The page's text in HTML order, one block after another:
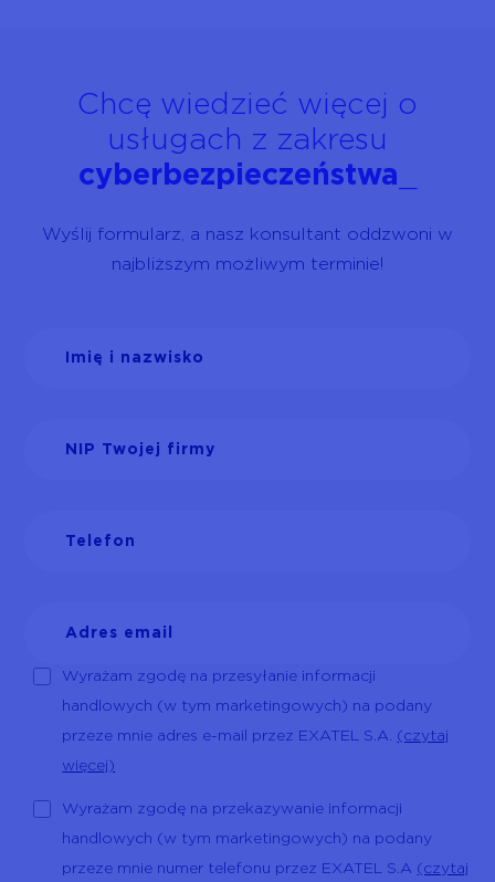
Chcę wiedzieć więcej o
usługach z zakresu
cyberbezpieczeństwa
Wyślij formularz, a nasz konsultant oddzwoni w
najbliższym możliwym terminie!
Wyrażam zgodę na przesyłanie informacji
handlowych (w tym marketingowych) na podany
przeze mnie adres e-mail przez EXATEL S.A. (czytaj
więcej)
Wyrażam zgodę na przekazywanie informacji
handlowych (w tym marketingowych) na podany
przeze mnie numer telefonu przez EXATEL S.A (czytaj